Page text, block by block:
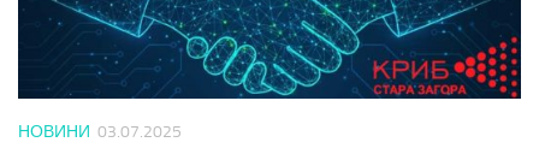
НОВИНИ 03.07.2025